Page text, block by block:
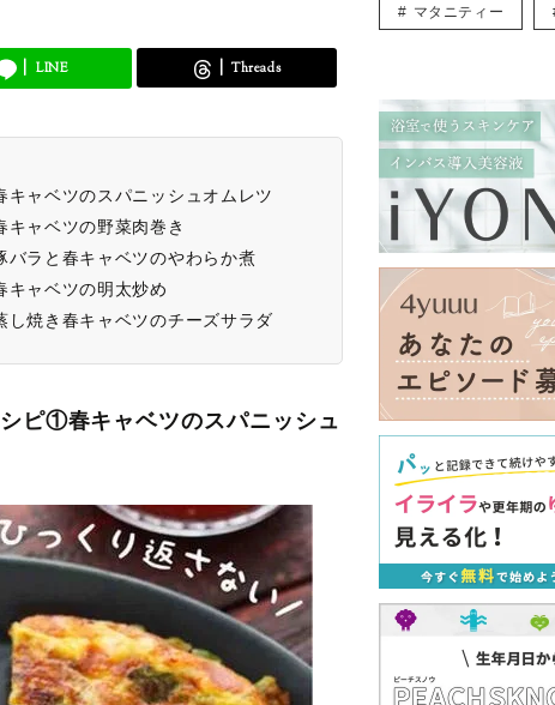
LINE Threads
ャベツのスパニッシュオムレツ
ャベツの野菜肉巻き
バラと春キャベツのやわらか煮
キャベツの明太炒め
焼き春キャベツのチーズサラダ
ピ①春キャベツのスパニッシュ
マタニティー